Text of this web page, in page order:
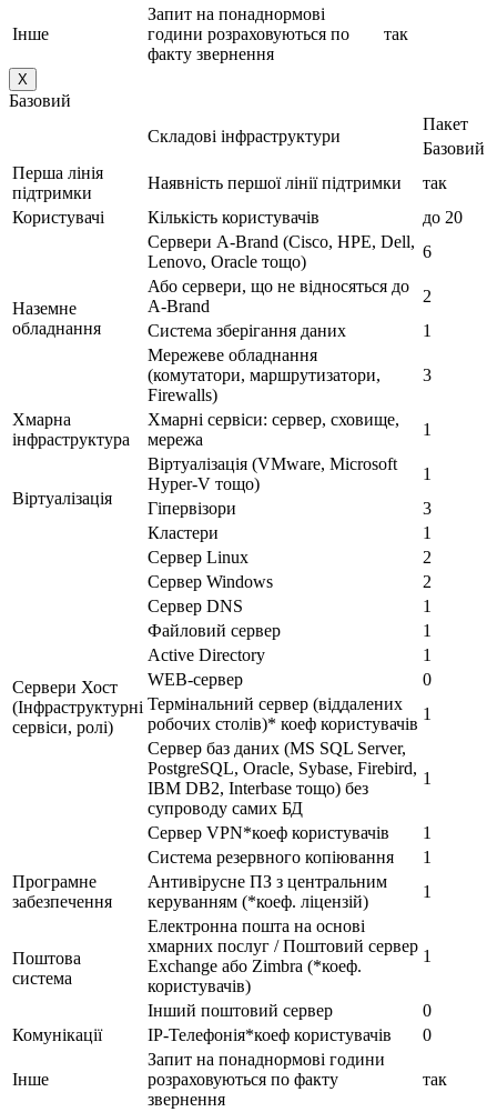
Інше
Запит на понаднормові
години розраховуються по
факту звернення
так
X
Базовий
Складові інфраструктури
Пакет
Базовий
Перша лінія
підтримки
Наявність першої лінії підтримки
так
Користувачі
Кількість користувачів до 20
Наземне
обладнання
Сервери A-Brand (Cisco, HPE, Dell,
Lenovo, Oracle тощо)
6
Або сервери, що не відносяться до
A-Brand
2
Система зберігання даних
1
Мережеве обладнання
(комутатори, маршрутизатори,
Firewalls)
3
Хмарна
інфраструктура
Хмарні сервіси: сервер, сховище,
мережа
1
Віртуалізація
Віртуалізація (VMware, Microsoft
Hyper-V тощо)
1
Гіпервізори
3
Кластери
1
Сервери Хост
(Інфраструктурні
сервіси, ролі)
Сервер Linux
2
Сервер Windows
2
Сервер DNS
1
Файловий сервер
1
Active Directory
1
WEB-сервер
0
Термінальний сервер (віддалених
робочих столів)* коеф користувачів
1
Сервер баз даних (MS SQL Server,
PostgreSQL, Oracle, Sybase, Firebird,
IBM DB2, Interbase тощо) без
супроводу самих БД
1
Сервер VPN*коеф користувачів
1
Система резервного копіювання
1
Програмне
забезпечення
Антивірусне ПЗ з центральним
керуванням (*коеф. ліцензій)
1
Поштова
система
Електронна пошта на основі
хмарних послуг / Поштовий сервер
Exchange або Zimbra (*коеф.
користувачів)
1
Інший поштовий сервер
0
Комунікації
IP-Телефонія*коеф користувачів 0
Інше
Запит на понаднормові години
розраховуються по факту
звернення
так